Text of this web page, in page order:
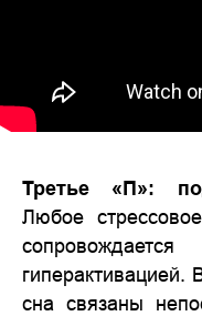
Третье «П»:
Любое
сна связаны